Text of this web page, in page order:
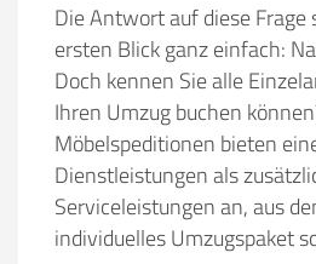
Die Antwort auf diese Frage
ersten Blick ganz einfach:
Doch kennen Sie alle
Ihren Umzug buchen
Möbelspeditionen bieten
Dienstleistungen als
Serviceleistungen an, aus
individuelles Umzugspaket